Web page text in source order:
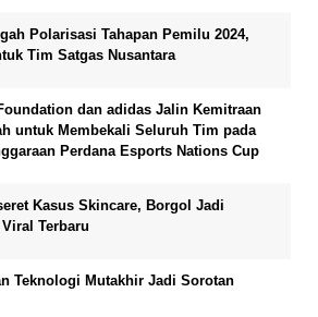
Polarisasi Tahapan Pemilu 2024,
Tim Satgas Nusantara
dan adidas Jalin Kemitraan
untuk Membekali Seluruh Tim pada
Perdana Esports Nations Cup
Kasus Skincare, Borgol Jadi
Terbaru
Teknologi Mutakhir Jadi Sorotan